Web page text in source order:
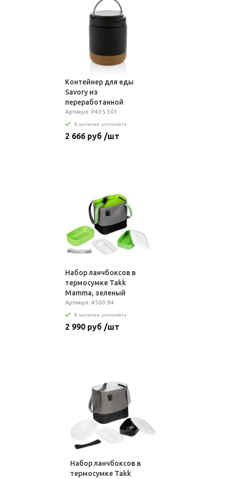
Контейнер для еды
Savory из
переработанной
нержавеющей стали
RCS, 400 мл
Артикул: P435.301
В наличии: уточняйте
2 666 руб /шт
Набор ланчбоксов в
термосумке Takk
Mamma, зеленый
Артикул: 4500.94
В наличии: уточняйте
2 990 руб /шт
Набор ланчбоксов в
термосумке Takk